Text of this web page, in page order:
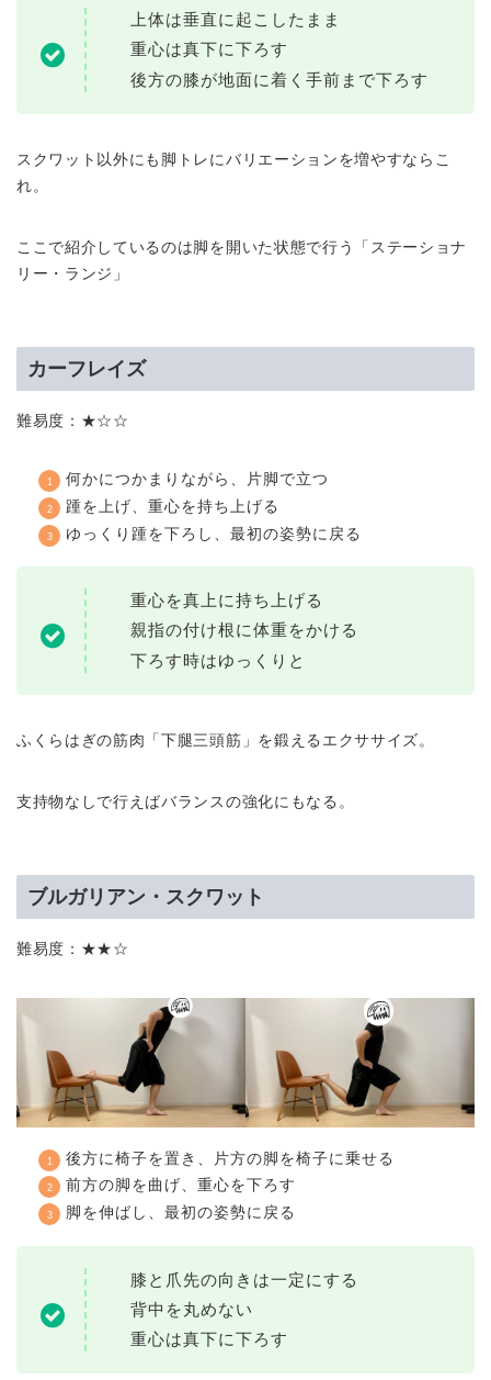
上体は垂直に起こしたまま
重心は真下に下ろす
後方の膝が地面に着く手前まで下ろす
スクワット以外にも脚トレにバリエーションを増やすならこ
れ。
ここで紹介しているのは脚を開いた状態で行う「ステーショナ
リー・ランジ」
カーフレイズ
難易度：★☆☆
何かにつかまりながら、片脚で立つ
踵を上げ、重心を持ち上げる
ゆっくり踵を下ろし、最初の姿勢に戻る
重心を真上に持ち上げる
親指の付け根に体重をかける
下ろす時はゆっくりと
ふくらはぎの筋肉「下腿三頭筋」を鍛えるエクササイズ。
支持物なしで行えばバランスの強化にもなる。
ブルガリアン・スクワット
難易度：★★☆
後方に椅子を置き、片方の脚を椅子に乗せる
前方の脚を曲げ、重心を下ろす
脚を伸ばし、最初の姿勢に戻る
膝と爪先の向きは一定にする
背中を丸めない
重心は真下に下ろす